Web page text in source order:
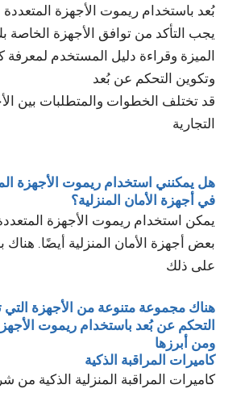
بُعد باستخدام ريموت الأجهزة المتعددة
يجب التأكد من توافق الأجهزة الخاصة
الميزة وقراءة دليل المستخدم لمعرفة
وتكوين التحكم عن بُعد
قد تختلف الخطوات والمتطلبات بين
التجارية
هل يمكنني استخدام ريموت الأجهزة
في أجهزة الأمان المنزلية؟
يمكن استخدام ريموت الأجهزة
بعض أجهزة الأمان المنزلية أيضًا. هناك
على ذلك
هناك مجموعة متنوعة من الأجهزة التي
التحكم عن بُعد باستخدام ريموت
ومن أبرزها
كاميرات المراقبة الذكية
كاميرات المراقبة المنزلية الذكية من